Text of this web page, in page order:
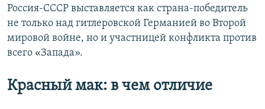
Россия-СССР выставляется как страна-победитель
не только над гитлеровской Германией во Второй
мировой войне, но и участницей конфликта против
всего «Запада».
Красный мак: в чем отличие